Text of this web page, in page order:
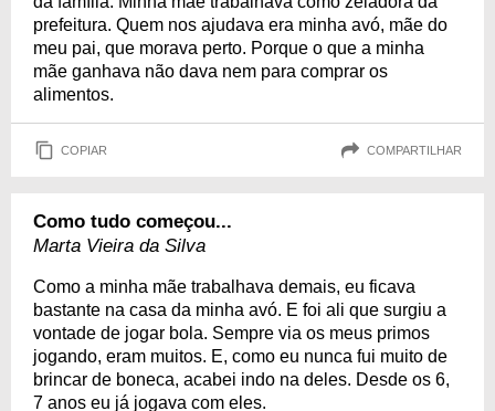
prefeitura. Quem nos ajudava era minha avó, mãe do
meu pai, que morava perto. Porque o que a minha
mãe ganhava não dava nem para comprar os
alimentos.
COPIAR COMPARTILHAR
Como tudo começou...
Marta Vieira da Silva
Como a minha mãe trabalhava demais, eu ficava
bastante na casa da minha avó. E foi ali que surgiu a
vontade de jogar bola. Sempre via os meus primos
jogando, eram muitos. E, como eu nunca fui muito de
brincar de boneca, acabei indo na deles. Desde os 6,
7 anos eu já jogava com eles.